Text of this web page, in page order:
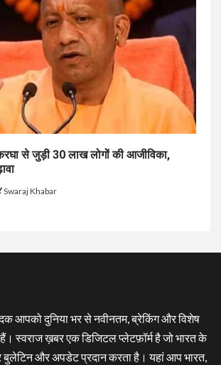
से जुड़ी 30 लाख लोगों की आजीविका,
Swaraj Khabar
आपको दुनिया भर से नवीनतम, ब्रेकिंग और विशेष
स्वराज ख़बर एक डिजिटल प्लेटफ़ॉर्म है जो भारत के
बुलेटिन और अपडेट प्रदान करता है। यहां आप भारत,